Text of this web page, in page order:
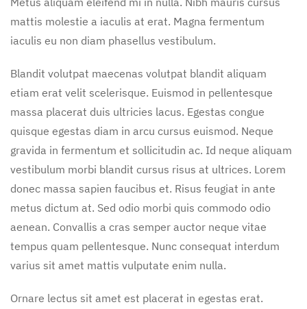
mattis molestie a iaculis at erat. Magna fermentum
iaculis eu non diam phasellus vestibulum.
Blandit volutpat maecenas volutpat blandit aliquam
etiam erat velit scelerisque. Euismod in pellentesque
massa placerat duis ultricies lacus. Egestas congue
quisque egestas diam in arcu cursus euismod. Neque
gravida in fermentum et sollicitudin ac. Id neque aliquam
vestibulum morbi blandit cursus risus at ultrices. Lorem
donec massa sapien faucibus et. Risus feugiat in ante
metus dictum at. Sed odio morbi quis commodo odio
aenean. Convallis a cras semper auctor neque vitae
tempus quam pellentesque. Nunc consequat interdum
varius sit amet mattis vulputate enim nulla.
Ornare lectus sit amet est placerat in egestas erat.